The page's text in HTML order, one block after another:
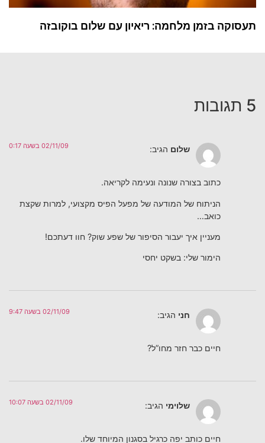
תעסוקה בזמן מלחמה: ריאיון עם שלום בוקובזה
5 תגובות
שלום הגיב: 02/11/09 בשעה 0:17
כתוב בצורה שנונה ונעימה לקריאה.
הניתוח של המודעה של מפעל הפיס מקצועי, למרות שקצת
כואב…
מעניין איך יעבור הסיפור של שפע שוק? חוו דעתכם!
הימור שלי: בשקט יחסי
חני הגיב: 02/11/09 בשעה 9:47
חיים כבר חזר מחו”ל?
שלוימי הגיב: 02/11/09 בשעה 10:07
חיים כותב יפה כרגיל בסגנון המיוחד שלו.